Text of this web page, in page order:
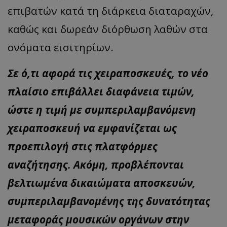
επιβατών κατά τη διάρκεια διαταραχών,
καθώς και δωρεάν διόρθωση λαθών στα
ονόματα εισιτηρίων.
Σε ό,τι αφορά τις χειραποσκευές, το νέο
πλαίσιο επιβάλλει διαφάνεια τιμών,
ώστε η τιμή με συμπεριλαμβανόμενη
χειραποσκευή να εμφανίζεται ως
προεπιλογή στις πλατφόρμες
αναζήτησης. Ακόμη, προβλέπονται
βελτιωμένα δικαιώματα αποσκευών,
συμπεριλαμβανομένης της δυνατότητας
μεταφοράς μουσικών οργάνων στην